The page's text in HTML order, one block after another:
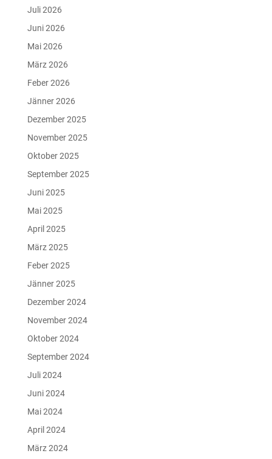
Juli 2026
Juni 2026
Mai 2026
März 2026
Feber 2026
Jänner 2026
Dezember 2025
November 2025
Oktober 2025
September 2025
Juni 2025
Mai 2025
April 2025
März 2025
Feber 2025
Jänner 2025
Dezember 2024
November 2024
Oktober 2024
September 2024
Juli 2024
Juni 2024
Mai 2024
April 2024
März 2024